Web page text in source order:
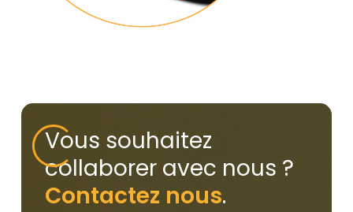
Vous souhaitez
collaborer avec nous ?
Contactez nous.